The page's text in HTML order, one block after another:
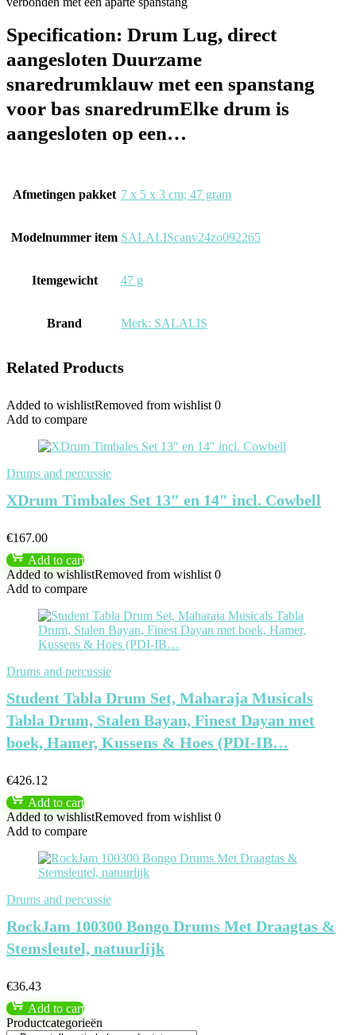
Specification: Drum Lug, direct
aangesloten Duurzame
snaredrumklauw met een spanstang
voor bas snaredrumElke drum is
aangesloten op een…
Afmetingen pakket ‎7 x 5 x 3 cm; 47 gram
Modelnummer item ‎SALALIScanv24zo092265
Itemgewicht ‎47 g
Brand Merk: SALALIS
Related Products
Added to wishlistRemoved from wishlist 0
Add to compare
Drums and percussie
XDrum Timbales Set 13″ en 14″ incl. Cowbell
€167.00
Add to cart
Added to wishlistRemoved from wishlist 0
Add to compare
Drums and percussie
Student Tabla Drum Set, Maharaja Musicals
Tabla Drum, Stalen Bayan, Finest Dayan met
boek, Hamer, Kussens & Hoes (PDI-IB…
€426.12
Add to cart
Added to wishlistRemoved from wishlist 0
Add to compare
Drums and percussie
RockJam 100300 Bongo Drums Met Draagtas &
Stemsleutel, natuurlijk
€36.43
Add to cart
Productcategorieën